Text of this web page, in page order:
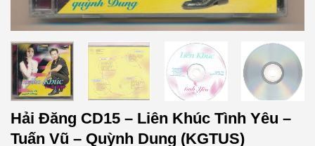
Hải Đăng CD15 – Liên Khúc Tình Yêu –
Tuấn Vũ – Quỳnh Dung (KGTUS)